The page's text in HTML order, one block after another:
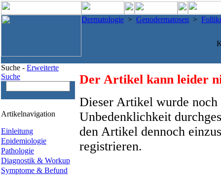
Dermatologie > Genodermatosen >
Suche - Erweiterte
Suche
Artikelnavigation
Einleitung
Epidemiologie
Pathologie
Diagnostik & Workup
Symptome & Befund
Der Artikel kann leider
Dieser Artikel wurde
Unbedenklichkeit
den Artikel dennoch
registrieren.